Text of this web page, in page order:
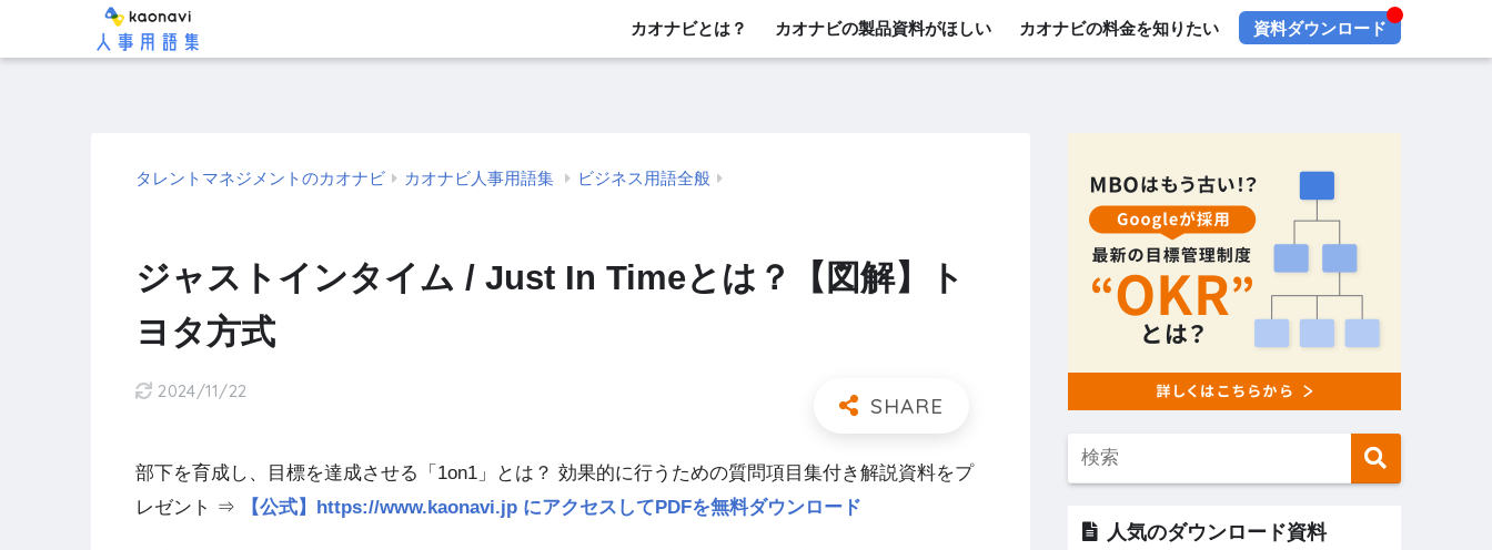
カオナビとは？ カオナビの製品資料がほしい カオナビの料金を知りたい 資料ダウンロード
タレントマネジメントのカオナビ カオナビ人事用語集 ビジネス用語全般
ジャストインタイム / Just In Timeとは？【図解】ト
ヨタ方式
2024/11/22
部下を育成し、目標を達成させる「1on1」とは？ 効果的に行うための質問項目集付き解説資料をプ
レゼント ⇒
【公式】https://www.kaonavi.jp にアクセスしてPDFを無料ダウンロード
人気のダウンロード資料